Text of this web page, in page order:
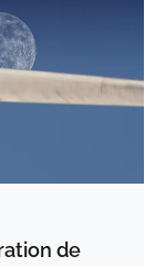
de